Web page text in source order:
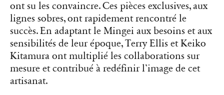
ont su les convaincre. Ces pièces exclusives, aux
lignes sobres, ont rapidement rencontré le
succès. En adaptant le Mingei aux besoins et aux
sensibilités de leur époque, Terry Ellis et Keiko
Kitamura ont multiplié les collaborations sur
mesure et contribué à redéfinir l’image de cet
artisanat.